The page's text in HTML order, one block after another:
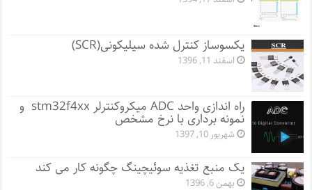
یکسوساز کنترل شده سیلیکونی(SCR)
اسفند 11, 1396
راه اندازی واحد ADC میکروکنترلر stm32f4xx و
نمونه برداری با نرخ مشخص
شهریور 10, 1397
یک منبع تغذیه سوئیچینگ چگونه کار می کند
بهمن 6, 1396